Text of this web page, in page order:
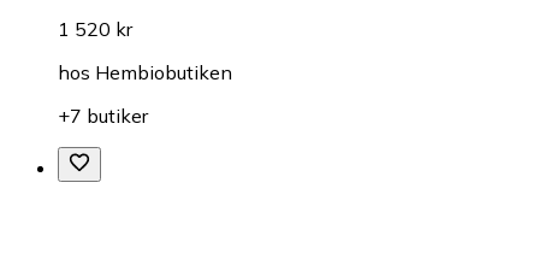
1 520 kr
hos Hembiobutiken
+7 butiker